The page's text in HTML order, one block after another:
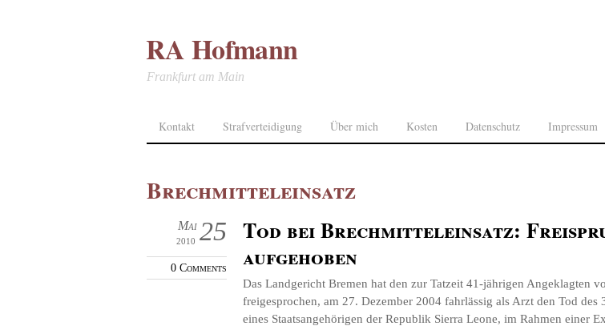
RA Hofmann
Frankfurt am Main
Kontakt Strafverteidigung Über mich Kosten Datenschutz Impressum
Brechmitteleinsatz
25
Mai
2010
0 Comments
Tod bei Brechmitteleinsatz:
aufgehoben
Das Landgericht Bremen hat den zur Tatzeit 41-jährigen Angeklagten
freigesprochen, am 27. Dezember 2004 fahrlässig als Arzt den Tod des
eines Staatsangehörigen der Republik Sierra Leone, im Rahmen einer